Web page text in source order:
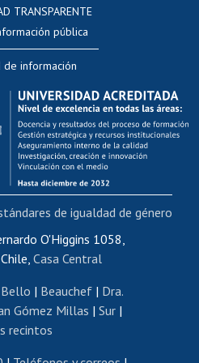
Académico
docente
académica
al AUCAI
os
de capacitación
del personal
interna
de renta
renta honorarios
blancas
os
de títulos
TRANSPARENTE
pública
de información
O'Higgins 1058,
Casa Central
| Beauchef| Dra.
Gómez Millas | Sur |
recintos
de igualdad de género